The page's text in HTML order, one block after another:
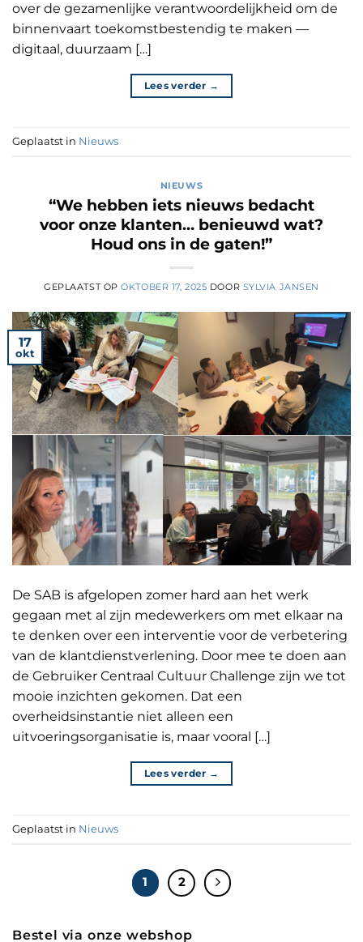
over de gezamenlijke verantwoordelijkheid om de
binnenvaart toekomstbestendig te maken —
digitaal, duurzaam […]
Lees verder →
Geplaatst in Nieuws
NIEUWS
“We hebben iets nieuws bedacht
voor onze klanten… benieuwd wat?
Houd ons in de gaten!”
GEPLAATST OPOKTOBER 17, 2025 DOOR SYLVIA JANSEN
17
okt
De SAB is afgelopen zomer hard aan het werk
gegaan met al zijn medewerkers om met elkaar na
te denken over een interventie voor de verbetering
van de klantdienstverlening. Door mee te doen aan
de Gebruiker Centraal Cultuur Challenge zijn we tot
mooie inzichten gekomen. Dat een
overheidsinstantie niet alleen een
uitvoeringsorganisatie is, maar vooral […]
Lees verder →
Geplaatst in Nieuws
1 2
Bestel via onze webshop